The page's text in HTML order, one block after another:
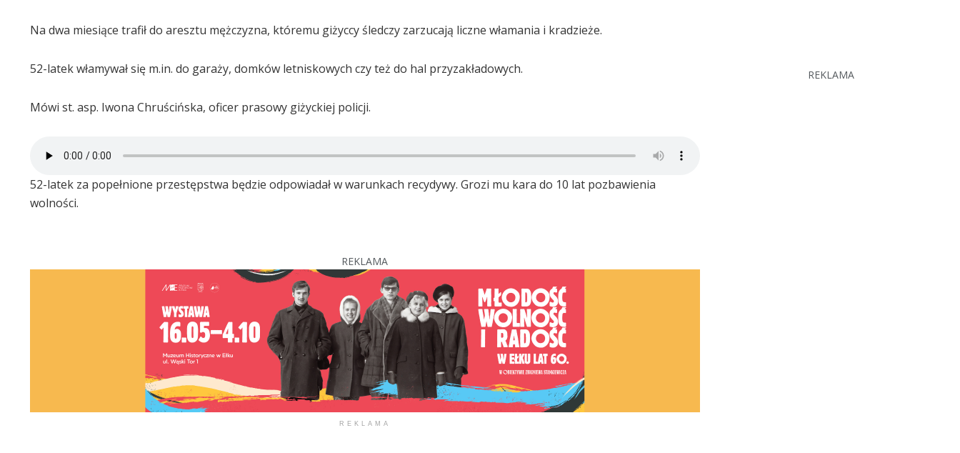
Na dwa miesiące trafił do aresztu mężczyzna, któremu giżyccy śledczy zarzucają liczne włamania i kradzieże.
52-latek włamywał się m.in. do garaży, domków letniskowych czy też do hal przyzakładowych.
Mówi st. asp. Iwona Chruścińska, oficer prasowy giżyckiej policji.
52-latek za popełnione przestępstwa będzie odpowiadał w warunkach recydywy. Grozi mu kara do 10 lat pozbawienia
wolności.
REKLAMA
REKLAMA
REKLAMA